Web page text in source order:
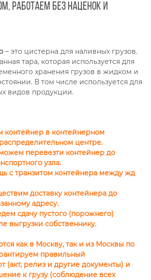
работаем без наценок и
– это цистерна для наливных грузов.
тара, которая используется для
хранения грузов в жидком и
В том числе используется для
видов продукции.
контейнер в контейнерном
центре.
перевезти контейнер до
узла.
с транзитом контейнера между жд
доставку контейнера до
адресу.
сдачу пустого (порожнего)
выгрузки собственнику.
как в Москву, так и из Москвы по
правильный
(акт, релиз и другие документы) и
к грузу (соблюдение всех